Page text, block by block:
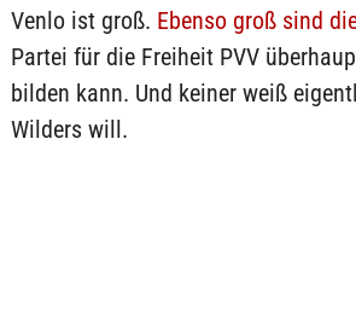
Venlo ist groß. Ebenso groß sind
Partei für die Freiheit PVV
bilden kann. Und keiner weiß
Wilders will.